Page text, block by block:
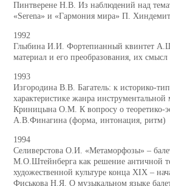
Пинтверене Н.В. Из наблюдений над
«Serena» и «Гармония мира» П.
1992
Глыбина И.И. Фортепианный квинтет
материал и его преобразования, их смысл
1993
Изгородина В.В. Багатель: к историко-
характеристике жанра
Криницына О.М. К вопросу о теоретико-
А.В.Финагина (форма, интонация, ритм)
1994
Селиверстова О.И. «Метаморфозы» –
М.О.Штейнберга как решение античной
художественной культуре конца ХIХ –
Фиськова Н.Я. О музыкальном языке